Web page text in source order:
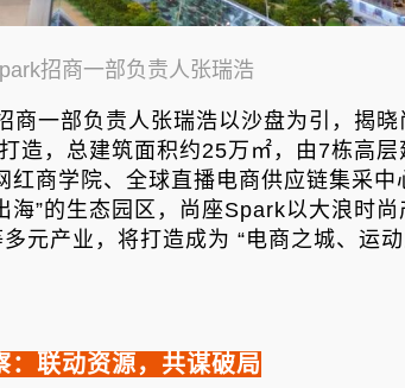
招商一部负责人张瑞浩
商一部负责人张瑞浩以沙盘为引，揭
造，总建筑面积约25万㎡，由7栋高层
商学院、全球直播电商供应链集采中
”的生态园区，尚座Spark以大浪时尚
元产业，将打造成为 “电商之城、运
：联动资源，共谋破局